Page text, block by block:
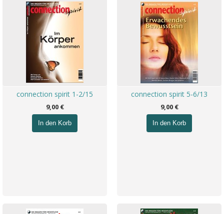
connection spirit 1-2/15
9,00 €
In den Korb
connection spirit 5-6/13
9,00 €
In den Korb